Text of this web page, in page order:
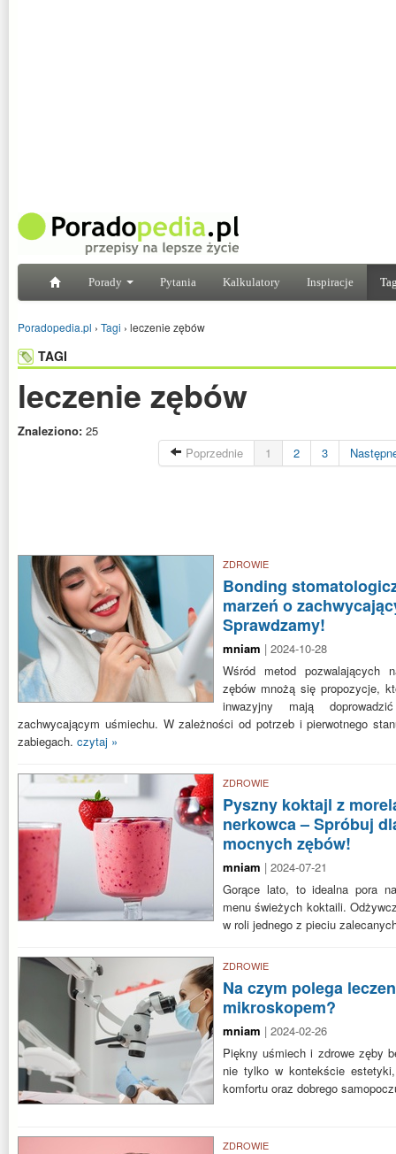
Porady Pytania Kalkulatory Inspiracje
Poradopedia.pl › Tagi › leczenie zębów
TAGI
leczenie zębów
Znaleziono: 25
Poprzednie
1 2 3
ZDROWIE
Bonding
marzeń o
Sprawdzamy!
mniam | 2024-10-28
Wśród metod pozwalających
zębów mnożą się propozycje,
inwazyjny mają
zachwycającym uśmiechu. W zależności od potrzeb i pierwotnego
zabiegach. czytaj »
ZDROWIE
Pyszny koktajl z
nerkowca – Spróbuj
mocnych zębów!
mniam | 2024-07-21
Gorące lato, to idealna pora
menu świeżych koktaili.
w roli jednego z pieciu
ZDROWIE
Na czym polega
mikroskopem?
mniam | 2024-02-26
Piękny uśmiech i zdrowe zęby
nie tylko w kontekście
komfortu oraz dobrego
ZDROWIE